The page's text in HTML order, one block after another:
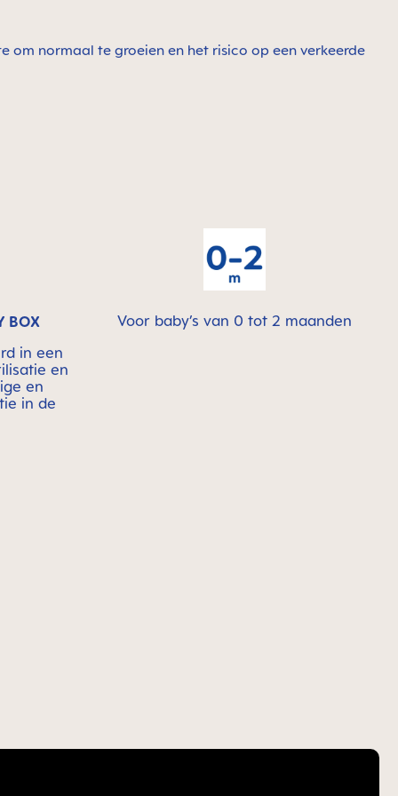
om normaal te groeien en het risico op een verkeerde
BOX
in een
en
en
in de
Voor baby’s van 0 tot 2 maanden